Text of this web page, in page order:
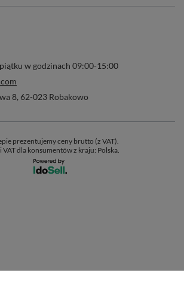
w godzinach 09:00-15:00
8, 62-023 Robakowo
prezentujemy ceny brutto (z VAT).
VAT dla konsumentów z kraju: Polska.